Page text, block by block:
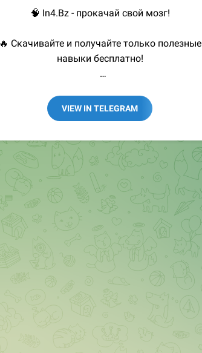
🧠 In4.Bz - прокачай свой мозг!
🔥 Скачивайте и получайте только полезные
навыки бесплатно!
➖ in4.bz/
➖ https://t.me/in4bz
➖ https://t.me/in4news
🔞 t.me/in4bo
VIEW IN TELEGRAM